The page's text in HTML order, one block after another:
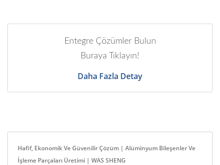
Entegre Çözümler Bulun
Buraya Tıklayın!
Daha Fazla Detay
Hafif, Ekonomik Ve Güvenilir Çözüm | Alüminyum Bileşenler Ve
İşleme Parçaları Üretimi | WAS SHENG